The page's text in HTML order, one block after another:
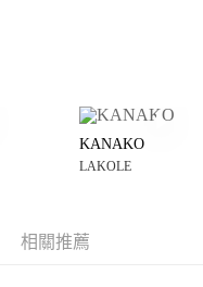
立即使用無須另外申請。
交易確認頁面所載為準。
支付方式。 讓您購物簡單便
KANAKO
LAKOLE
相關推薦